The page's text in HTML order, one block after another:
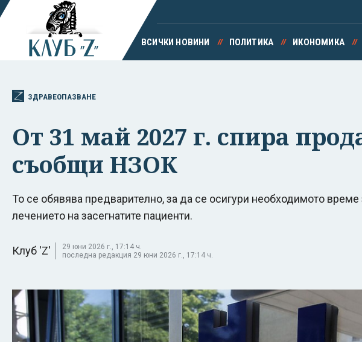
ВСИЧКИ НОВИНИ ПОЛИТИКА ИКОНОМИКА
ЗДРАВЕОПАЗВАНЕ
От 31 май 2027 г. спира
съобщи НЗОК
То се обявява предварително, за да се осигури необходимото време
лечението на засегнатите пациенти.
Клуб 'Z'
29 юни 2026 г., 17:14 ч.
последна редакция 29 юни 2026 г., 17:14 ч.